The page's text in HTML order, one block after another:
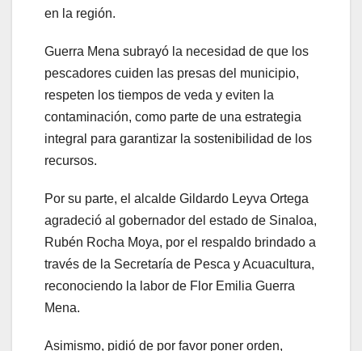
en la región.
Guerra Mena subrayó la necesidad de que los
pescadores cuiden las presas del municipio,
respeten los tiempos de veda y eviten la
contaminación, como parte de una estrategia
integral para garantizar la sostenibilidad de los
recursos.
Por su parte, el alcalde Gildardo Leyva Ortega
agradeció al gobernador del estado de Sinaloa,
Rubén Rocha Moya, por el respaldo brindado a
través de la Secretaría de Pesca y Acuacultura,
reconociendo la labor de Flor Emilia Guerra
Mena.
Asimismo, pidió de por favor poner orden,